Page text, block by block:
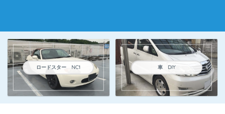
ロードスター NC1 車 DIY